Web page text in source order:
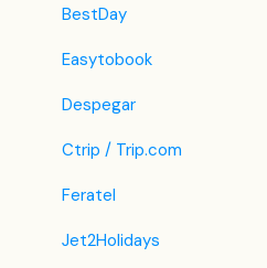
BestDay
Easytobook
Despegar
Ctrip / Trip.com
Feratel
Jet2Holidays